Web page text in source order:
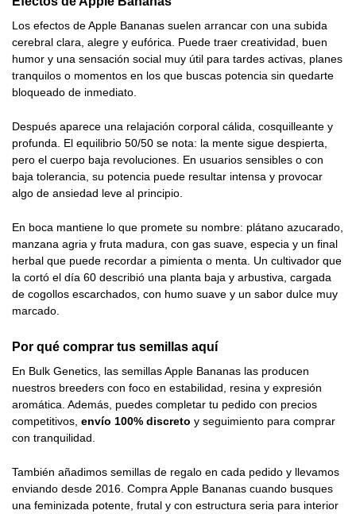
Los efectos de Apple Bananas suelen arrancar con una subida
cerebral clara, alegre y eufórica. Puede traer creatividad, buen
humor y una sensación social muy útil para tardes activas, planes
tranquilos o momentos en los que buscas potencia sin quedarte
bloqueado de inmediato.
Después aparece una relajación corporal cálida, cosquilleante y
profunda. El equilibrio 50/50 se nota: la mente sigue despierta,
pero el cuerpo baja revoluciones. En usuarios sensibles o con
baja tolerancia, su potencia puede resultar intensa y provocar
algo de ansiedad leve al principio.
En boca mantiene lo que promete su nombre: plátano azucarado,
manzana agria y fruta madura, con gas suave, especia y un final
herbal que puede recordar a pimienta o menta. Un cultivador que
la cortó el día 60 describió una planta baja y arbustiva, cargada
de cogollos escarchados, con humo suave y un sabor dulce muy
marcado.
Por qué comprar tus semillas aquí
En Bulk Genetics, las semillas Apple Bananas las producen
nuestros breeders con foco en estabilidad, resina y expresión
aromática. Además, puedes completar tu pedido con precios
competitivos, envío 100% discreto y seguimiento para comprar
con tranquilidad.
También añadimos semillas de regalo en cada pedido y llevamos
enviando desde 2016. Compra Apple Bananas cuando busques
una feminizada potente, frutal y con estructura seria para interior